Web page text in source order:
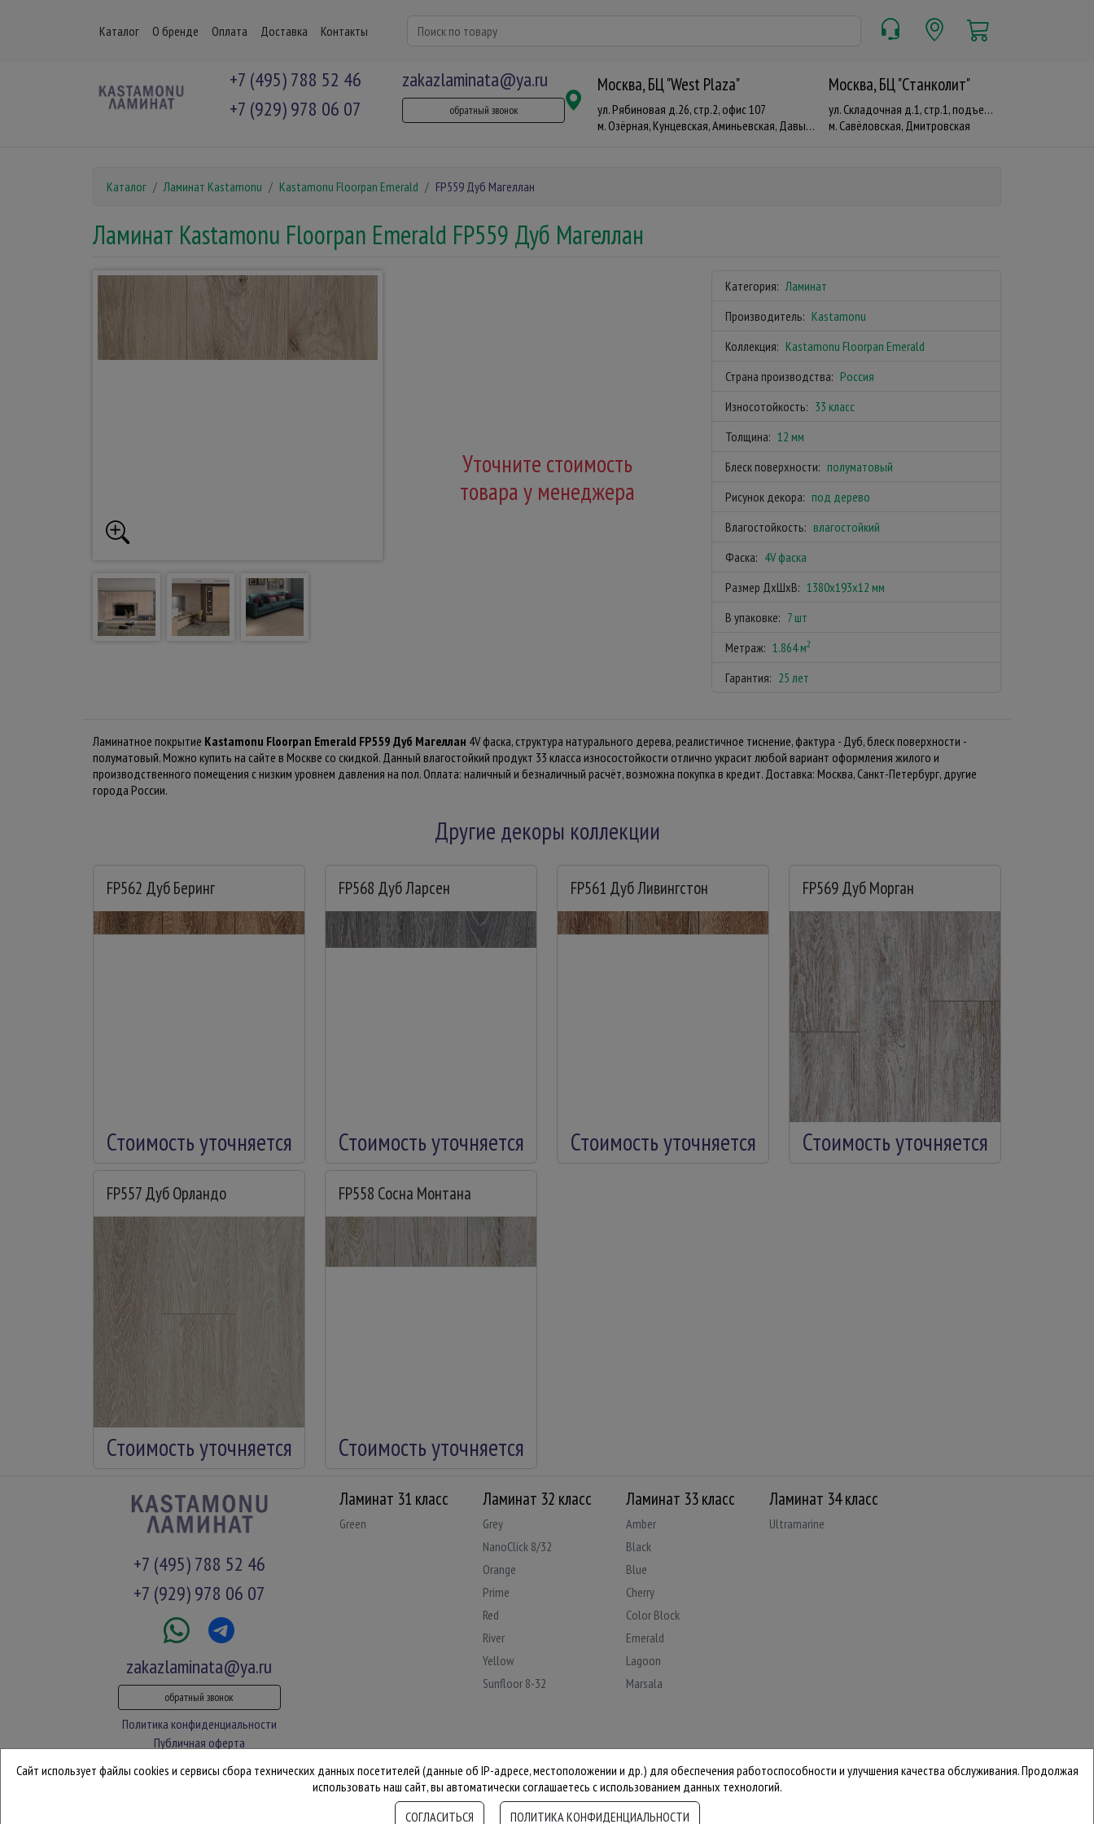
Каталог О бренде Оплата Доставка Контакты
+7 (495) 788 52 46
+7 (929) 978 06 07
zakazlaminata@ya.ru
обратный звонок
Москва, БЦ "West Plaza"
ул. Рябиновая д.26, стр.2, офис 107
м. Озёрная, Кунцевская, Аминьевская, Давыдково
Москва, БЦ "Станколит"
ул. Складочная д.1, стр.1, подъезд 19
м. Савёловская, Дмитровская
Каталог Ламинат Kastamonu Kastamonu Floorpan Emerald FP559 Дуб Магеллан
Ламинат Kastamonu Floorpan Emerald FP559 Дуб Магеллан
Уточните стоимость
товара у менеджера
Категория: Ламинат
Производитель: Kastamonu
Коллекция: Kastamonu Floorpan Emerald
Страна производства: Россия
Износотойкость: 33 класс
Толщина: 12 мм
Блеск поверхности: полуматовый
Рисунок декора: под дерево
Влагостойкость: влагостойкий
Фаска: 4V фаска
Размер ДхШхВ: 1380х193х12 мм
В упаковке: 7 шт
Метраж: 1.864 м2
Гарантия: 25 лет
Ламинатное покрытие Kastamonu Floorpan Emerald FP559 Дуб Магеллан 4V фаска, структура натурального дерева, реалистичное тиснение, фактура - Дуб, блеск поверхности -
полуматовый. Можно купить на сайте в Москве со скидкой. Данный влагостойкий продукт 33 класса износостойкости отлично украсит любой вариант оформления жилого и
производственного помещения с низким уровнем давления на пол. Оплата: наличный и безналичный расчёт, возможна покупка в кредит. Доставка: Москва, Санкт-Петербург, другие
города России.
Другие декоры коллекции
FP562 Дуб Беринг
Стоимость уточняется
FP568 Дуб Ларсен
Стоимость уточняется
FP561 Дуб Ливингстон
Стоимость уточняется
FP569 Дуб Морган
Стоимость уточняется
FP557 Дуб Орландо
Стоимость уточняется
FP558 Сосна Монтана
Стоимость уточняется
+7 (495) 788 52 46
+7 (929) 978 06 07
zakazlaminata@ya.ru
обратный звонок
Политика конфиденциальности
Публичная оферта
Ламинат 31 класс
Green
Ламинат 32 класс
Grey
NanoClick 8/32
Orange
Prime
Red
River
Yellow
Sunfloor 8-32
Ламинат 33 класс
Amber
Black
Blue
Cherry
Color Block
Emerald
Lagoon
Marsala
Ruby
Stonex
Violet
Wings
Ламинат 34 класс
Ultramarine
© 2026 Kastamonu Laminate
Сайт использует файлы cookies и сервисы сбора технических данных посетителей (данные об IP-адресе, местоположении и др.) для обеспечения работоспособности и улучшения качества обслуживания. Продолжая
использовать наш сайт, вы автоматически соглашаетесь с использованием данных технологий.
СОГЛАСИТЬСЯ
ПОЛИТИКА КОНФИДЕНЦИАЛЬНОСТИ